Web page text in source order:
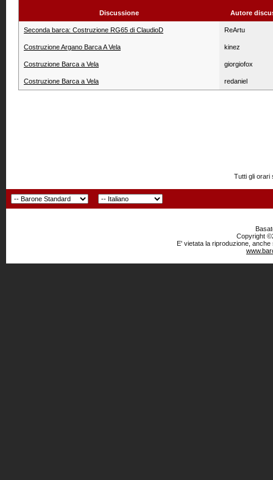
Discussione Autore
Seconda barca: Costruzione RG65 di ClaudioD ReArtu
Costruzione Argano Barca A Vela kinez
Costruzione Barca a Vela giorgiofox
Costruzione Barca a Vela redaniel
Tutti gli orari
Copyright
E' vietata la riproduzione,